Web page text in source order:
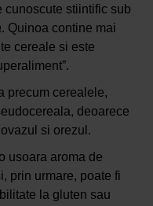
cunoscute stiintific sub
. Quinoa contine mai
cereale si este
precum cerealele,
deoarece
si orezul.
usoara aroma de
prin urmare, poate fi
la gluten sau